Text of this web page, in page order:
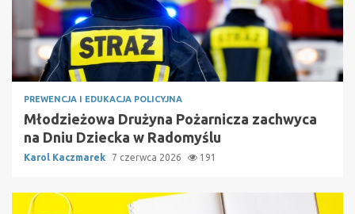
PREWENCJA I EDUKACJA POLICYJNA
Młodzieżowa Drużyna Pożarnicza zachwyca
na Dniu Dziecka w Radomyślu
Karol Kaczmarek 7 czerwca 2026 191